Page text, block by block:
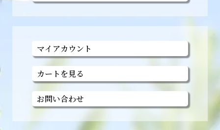
マイアカウント
カートを見る
お問い合わせ